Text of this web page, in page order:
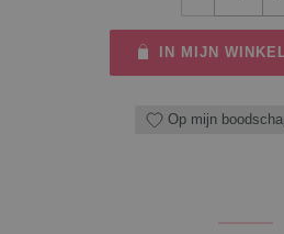
IN MIJN
Op mijn